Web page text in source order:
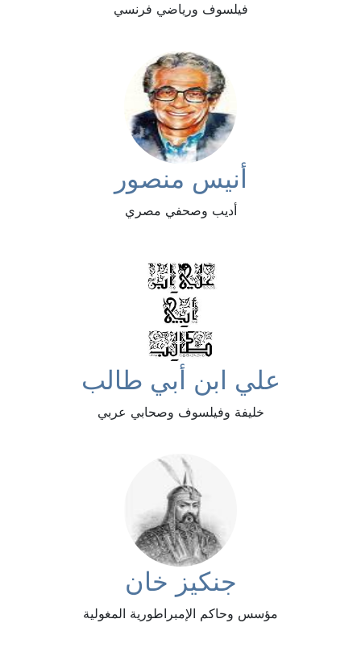
فيلسوف ورياضي فرنسي
أنيس منصور
أديب وصحفي مصري
علي ابن أبي طالب
خليفة وفيلسوف وصحابي عربي
جنكيز خان
مؤسس وحاكم الإمبراطورية المغولية